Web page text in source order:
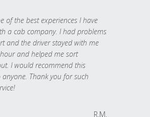
of the best experiences I have
a cab company. I had problems
and the driver stayed with me
and helped me sort
I would recommend this
Thank you for such
R.M.